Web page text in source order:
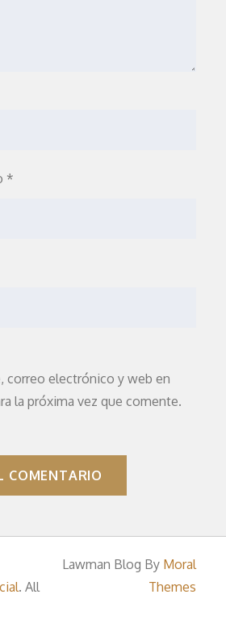
*
correo electrónico y web en
la próxima vez que comente.
. All
Lawman Blog By Moral
Themes